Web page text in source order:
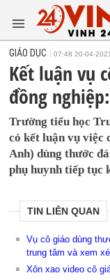
GIÁO DỤC 07:48 20-04-2021
Kết luận vụ
đồng
Trường tiểu học
có kết luận vụ việc
Anh) dùng thước
phụ huynh tiếp tục
TIN LIÊN QUAN
Vụ cô giáo dùng
trung tâm và xem
Xôn xao video cô